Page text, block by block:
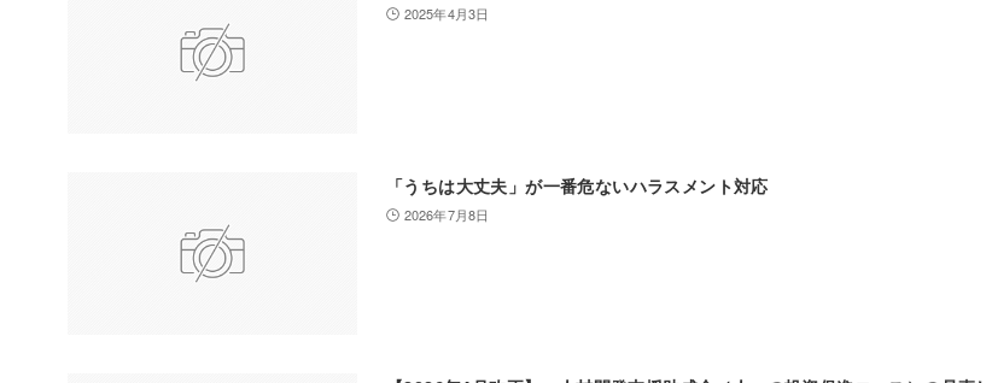
2025年4月3日
「うちは大丈夫」が一番危ないハラスメント対応
2026年7月8日